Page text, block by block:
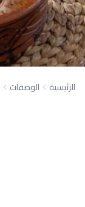
الرئيسية الوصفات